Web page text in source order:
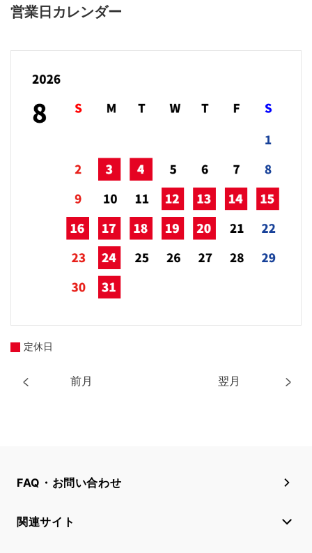
営業日カレンダー
前月 翌月
定休日
FAQ・お問い合わせ
関連サイト